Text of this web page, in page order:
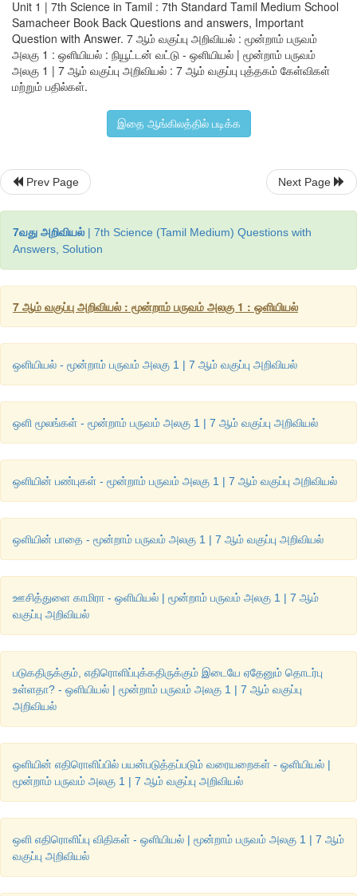
வெள்ளை நிறம் உடைய துணி ஒன்று, வெள்ளை நிற ஒளியை
வெள்ளை ஒளியானது, பல வண்ணங்களின் தொகுப்பு என்பதை
ஒருவெள்ளைச் சட்டையை, ஒரு மஞ்சள் நிற ஜெலட்டின்
பார்க்கும் போது, அச்சட்டையானது மஞ்சள் நிறத்தில் தோன்றும்.
அறிந்து கொள்வது என்ன? மஞ்சள் நிற ஜெலட்டின் காகிதம் ,
சிவப்பு மற்றும் நீல நிற ஜெலட்டின் காகிதங்கள் முறையே
வண்ணங்களைத் தவிர மற்ற நிறங்களைத் தன் வழியே செல்ல
Unit 1 | 7th Science in Tamil : 7th Standard Tamil Medium School
Samacheer Book Back Questions and answers, Important
Question with Answer. 7 ஆம் வகுப்பு அறிவியல் : மூன்றாம் பருவம்
அலகு 1 : ஒளியியல் : நியூட்டன் வட்டு - ஒளியியல் | மூன்றாம் பருவம்
அலகு 1 | 7 ஆம் வகுப்பு அறிவியல் : 7 ஆம் வகுப்பு புத்தகம் கேள்விகள்
மற்றும் பதில்கள்.
இதை ஆங்கிலத்தில் படிக்க
Prev Page Next Page
7வது அறிவியல் | 7th Science (Tamil Medium) Questions with
Answers, Solution
7 ஆம் வகுப்பு அறிவியல் : மூன்றாம் பருவம் அலகு 1 : ஒளியியல்
ஒளியியல் - மூன்றாம் பருவம் அலகு 1 | 7 ஆம் வகுப்பு அறிவியல்
ஒளி மூலங்கள் - மூன்றாம் பருவம் அலகு 1 | 7 ஆம் வகுப்பு அறிவியல்
ஒளியின் பண்புகள் - மூன்றாம் பருவம் அலகு 1 | 7 ஆம் வகுப்பு அறிவியல்
ஒளியின் பாதை - மூன்றாம் பருவம் அலகு 1 | 7 ஆம் வகுப்பு அறிவியல்
ஊசித்துளை காமிரா - ஒளியியல் | மூன்றாம் பருவம் அலகு 1 | 7 ஆம்
வகுப்பு அறிவியல்
படுகதிருக்கும், எதிரொளிப்புக்கதிருக்கும் இடையே ஏதேனும் தொடர்பு
உள்ளதா? - ஒளியியல் | மூன்றாம் பருவம் அலகு 1 | 7 ஆம் வகுப்பு
அறிவியல்
ஒளியின் எதிரொளிப்பில் பயன்படுத்தப்படும் வரையறைகள் - ஒளியியல் |
மூன்றாம் பருவம் அலகு 1 | 7 ஆம் வகுப்பு அறிவியல்
ஒளி எதிரொளிப்பு விதிகள் - ஒளியியல் | மூன்றாம் பருவம் அலகு 1 | 7 ஆம்
வகுப்பு அறிவியல்